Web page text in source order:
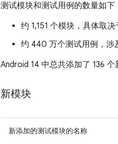
测试模块和测试用例的数量如下
约 1,151 个模块，具体取决
约 440 万个测试用例，涉
Android 14 中总共添加了 136
新模块
新添加的测试模块的名称